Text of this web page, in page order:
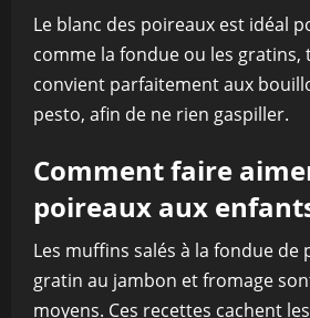
Le blanc des poireaux est idéal
comme la fondue ou les gratins,
convient parfaitement aux
pesto, afin de ne rien gaspiller.
Comment faire
poireaux aux
Les muffins salés à la fondue de
gratin au jambon et fromage
moyens. Ces recettes cachent